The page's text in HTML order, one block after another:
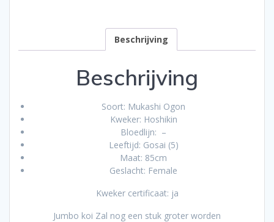
Beschrijving
Beschrijving
Soort: Mukashi Ogon
Kweker: Hoshikin
Bloedlijn: –
Leeftijd: Gosai (5)
Maat: 85cm
Geslacht: Female
Kweker certificaat: ja
Jumbo koi Zal nog een stuk groter worden